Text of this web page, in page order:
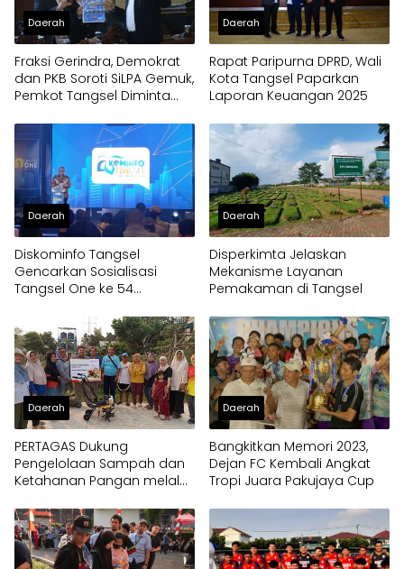
Daerah
Fraksi Gerindra, Demokrat
dan PKB Soroti SiLPA Gemuk,
Pemkot Tangsel Diminta
Daerah
Rapat Paripurna DPRD, Wali
Kota Tangsel Paparkan
Laporan Keuangan 2025
Daerah
Diskominfo Tangsel
Gencarkan Sosialisasi
Tangsel One ke 54
Daerah
Disperkimta Jelaskan
Mekanisme Layanan
Pemakaman di Tangsel
Daerah
PERTAGAS Dukung
Pengelolaan Sampah dan
Ketahanan Pangan melalui
Daerah
Bangkitkan Memori 2023,
Dejan FC Kembali Angkat
Tropi Juara Pakujaya Cup